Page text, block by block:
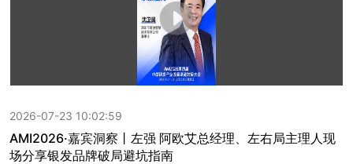
2026-07-23 10:02:59
AMI2026·嘉宾洞察丨左强 阿欧艾总经理、左右局主理人现
场分享银发品牌破局避坑指南